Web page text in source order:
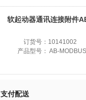
软起动器通讯连接附件
订货号： 10141002
产品型号： AB-
支付配送